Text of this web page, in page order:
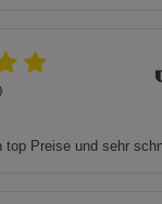
top Preise und sehr